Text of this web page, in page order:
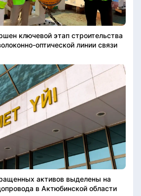
ключевой этап строительства
оптической линии связи
активов выделены на
в Актюбинской области